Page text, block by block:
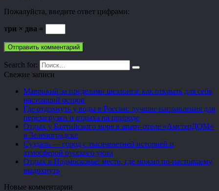
Пожалуйста, введите ответ цифрами:
три × два =
Search for:
Свежие записи
Маврикий за пределами шезлонга: как открыть для себя
настоящий остров
Где отдохнуть у воды в России: лучшие направления для
перезагрузки и отдыха на природе
Отдых у Балтийского моря в апарт-отеле «АмстерДОМ»
в Зеленоградске
Суздаль — город с тысячелетней историей и
атмосферой русского уюта
Отдых в Подмосковье: место, где можно по-настоящему
выдохнуть
Новые комментарии